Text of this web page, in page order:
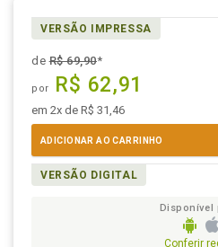
VERSÃO IMPRESSA
deR$ 69,90*
por R$ 62,91
em 2x de R$ 31,46
ADICIONAR AO CARRINHO
VERSÃO DIGITAL
Disponível
Conferir